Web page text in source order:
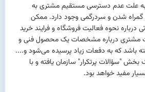
به علت عدم دسترسی مستقیم مشتری به
شدن و سردرگمی وجود دارد. ممکن
درباره نحوه فعالیت فروشگاه و فرایند خرید
مشتری درباره مشخصات یک محصول فنی و
باشد که به دفعات زیاد پرسیده می‌شود و....
"سؤالات پرتکرار" سازمان یافته و با
مفید خواهد بود.